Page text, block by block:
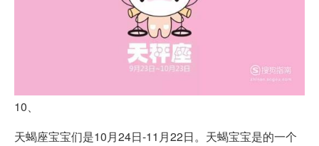
10、
天蝎座宝宝们是10月24日-11月22日。天蝎宝宝是的一个